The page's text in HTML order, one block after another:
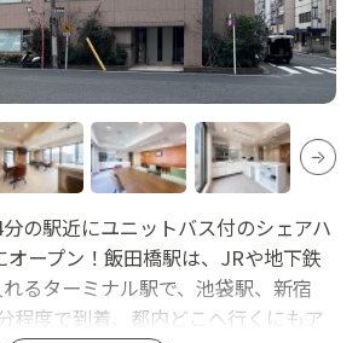
の駅近にユニットバス付のシェアハ
オープン！飯田橋駅は、JRや地下鉄
るターミナル駅で、池袋駅、新宿
程度で到着、都内どこへ行くにもア